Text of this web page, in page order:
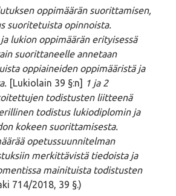
oppimäärän suorittamisen,
suoritetuista opinnoista.
lukion oppimäärän erityisessä
suorittaneelle annetaan
oppiaineiden oppimääristä ja
[Lukiolain 39 §:n] 1 ja 2
todistusten liitteenä
todistus lukiodiplomin ja
kokeen suorittamisesta.
opetussuunnitelman
merkittävistä tiedoista ja
mainituista todistusten
714/2018, 39 §.)